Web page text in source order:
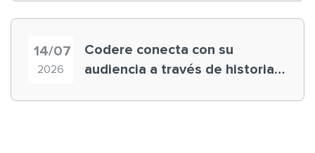
14/07
2026
Codere conecta con su
audiencia a través de historias